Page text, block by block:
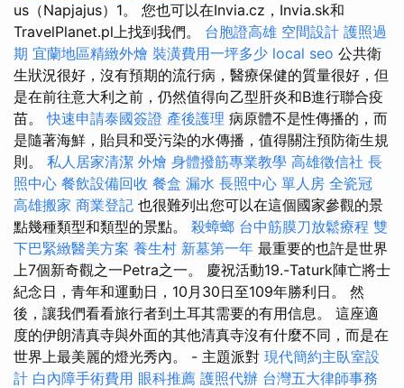
us（Napjajus）1。 您也可以在Invia.cz，Invia.sk和
TravelPlanet.pl上找到我們。 台胞證高雄 空間設計 護照過
期 宜蘭地區精緻外燴 裝潢費用一坪多少 local seo 公共衛
生狀況很好，沒有預期的流行病，醫療保健的質量很好，但
是在前往意大利之前，仍然值得向乙型肝炎和B進行聯合疫
苗。快速申請泰國簽證 產後護理 病原體不是性傳播的，而
是隨著海鮮，貽貝和受污染的水傳播，值得關注預防衛生規
則。 私人居家清潔 外燴 身體撥筋專業教學 高雄徵信社 長
照中心 餐飲設備回收 餐盒 漏水 長照中心 單人房 全瓷冠
高雄搬家 商業登記 也很難列出您可以在這個國家參觀的景
點幾種類型和類型的景點。 殺蟑螂 台中筋膜刀放鬆療程 雙
下巴緊緻醫美方案 養生村 新墓第一年 最重要的也許是世界
上7個新奇觀之一Petra之一。 慶祝活動19.-Taturk陣亡將士
紀念日，青年和運動日，10月30日至109年勝利日。 然
後，讓我們看看旅行者到土耳其需要的有用信息。 這座適
度的伊朗清真寺與外面的其他清真寺沒有什麼不同，而是在
世界上最美麗的燈光秀內。 - 主題派對 現代簡約主臥室設
計 白內障手術費用 眼科推薦 護照代辦 台灣五大律師事務